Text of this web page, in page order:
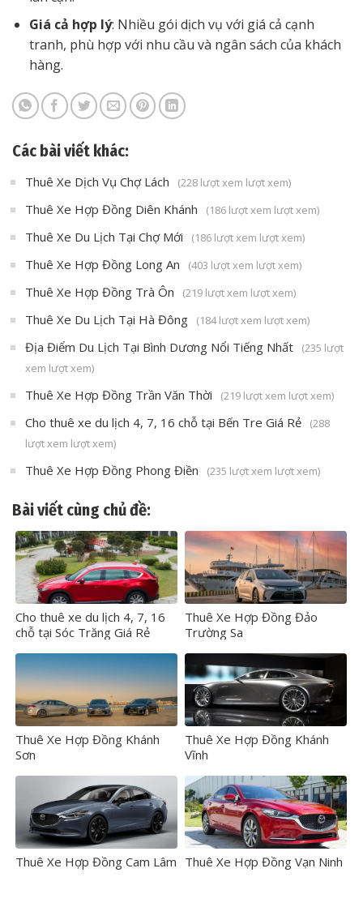
Giá cả hợp lý: Nhiều gói dịch vụ với giá cả cạnh
tranh, phù hợp với nhu cầu và ngân sách của khách
hàng.
Các bài viết khác:
Thuê Xe Dịch Vụ Chợ Lách (228 lượt xem lượt xem)
Thuê Xe Hợp Đồng Diên Khánh (186 lượt xem lượt xem)
Thuê Xe Du Lịch Tại Chợ Mới (186 lượt xem lượt xem)
Thuê Xe Hợp Đồng Long An (403 lượt xem lượt xem)
Thuê Xe Hợp Đồng Trà Ôn (219 lượt xem lượt xem)
Thuê Xe Du Lịch Tại Hà Đông (184 lượt xem lượt xem)
Địa Điểm Du Lịch Tại Bình Dương Nổi Tiếng Nhất
(235 lượt
xem lượt xem)
Thuê Xe Hợp Đồng Trần Văn Thời (219 lượt xem lượt xem)
Cho thuê xe du lịch 4, 7, 16 chỗ tại Bến Tre Giá Rẻ
(288
lượt xem lượt xem)
Thuê Xe Hợp Đồng Phong Điền (235 lượt xem lượt xem)
Bài viết cùng chủ đề:
Cho thuê xe du lịch 4, 7, 16
chỗ tại Sóc Trăng Giá Rẻ
Thuê Xe Hợp Đồng Đảo
Trường Sa
Thuê Xe Hợp Đồng Khánh
Sơn
Thuê Xe Hợp Đồng Khánh
Vĩnh
Thuê Xe Hợp Đồng Cam Lâm Thuê Xe Hợp Đồng Vạn Ninh